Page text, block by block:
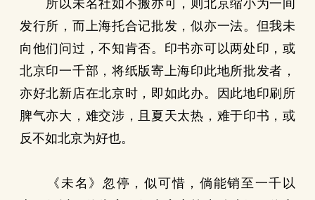
所以未名社如不搬亦可，则北京缩小为一间
发行所，而上海托合记批发，似亦一法。但我未
向他们问过，不知肯否。印书亦可以两处印，或
北京印一千部，将纸版寄上海印此地所批发者，
亦好北新店在北京时，即如此办。因此地印刷所
脾气亦大，难交涉，且夏天太热，难于印书，或
反不如北京为好也。
《未名》忽停，似可惜，倘能销至一千以